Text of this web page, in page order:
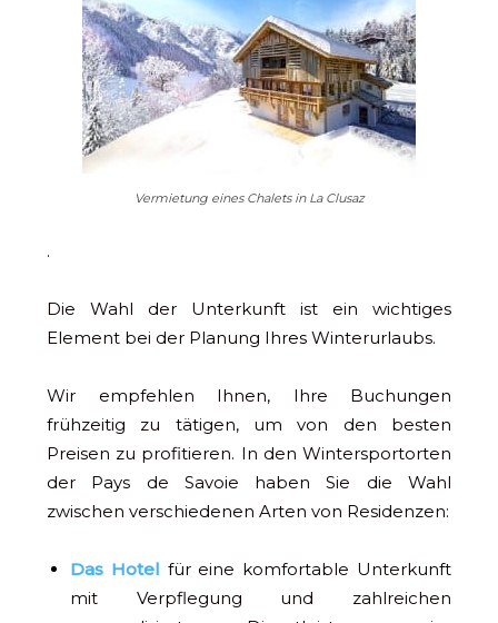
Vermietung eines Chalets in La Clusaz
.
Die Wahl der Unterkunft ist ein wichtiges
Element bei der Planung Ihres Winterurlaubs.
Wir empfehlen Ihnen, Ihre Buchungen
frühzeitig zu tätigen, um von den besten
Preisen zu profitieren. In den Wintersportorten
der Pays de Savoie haben Sie die Wahl
zwischen verschiedenen Arten von Residenzen:
Das Hotel für eine komfortable Unterkunft
mit Verpflegung und zahlreichen